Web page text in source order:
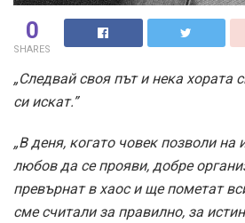
0
SHARES
„Следвай своя път и нека хоратa
си искат.”
„В деня, когато човек позволи на
любов да се прояви, добре
превърнат в хаос и ще пометат
сме считали за правилно, за